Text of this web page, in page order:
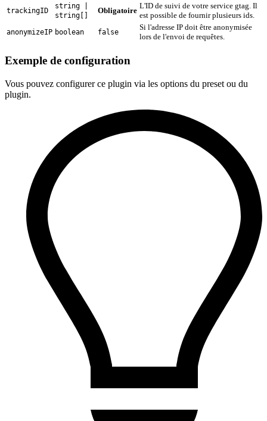
trackingID
string |
string[]
Obligatoire
L'ID de suivi de votre service gtag. Il
est possible de fournir plusieurs ids.
anonymizeIP boolean false
Si l'adresse IP doit être anonymisée
lors de l'envoi de requêtes.
Exemple de configuration
Vous pouvez configurer ce plugin via les options du preset ou du
plugin.